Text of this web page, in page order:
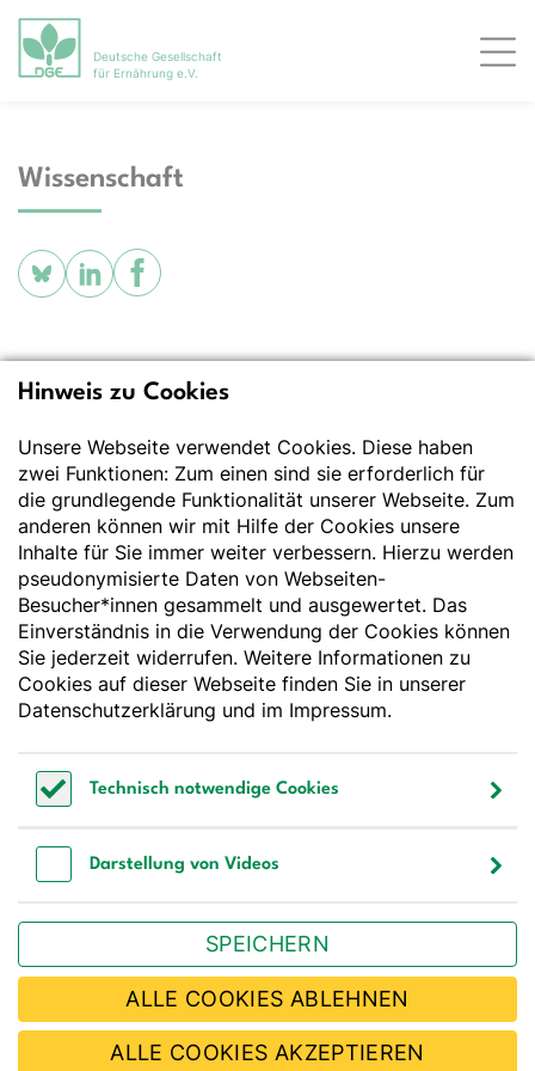
Deutsche Gesellschaft
für Ernährung e.V.
Wissenschaft
Der Wissenschaft verpflichtet - Ihre Partnerin für
Deutsche Gesellschaft für Ernährung e. V.
Godesberger Allee 136
53175 Bonn
Tel:+49 228 3776-600
Fax:+49 228 3776-800
E-Mail:webmaster@dge.de
[socialLinksTitle]
Bestellen Sie unseren Newsletter
JETZT ABONNIEREN
Hinweis zu Cookies
Unsere Webseite verwendet Cookies. Diese haben
zwei Funktionen: Zum einen sind sie erforderlich für
die grundlegende Funktionalität unserer Webseite. Zum
anderen können wir mit Hilfe der Cookies unsere
Inhalte für Sie immer weiter verbessern. Hierzu werden
pseudonymisierte Daten von Webseiten-
Besucher*innen gesammelt und ausgewertet. Das
Einverständnis in die Verwendung der Cookies können
Sie jederzeit widerrufen. Weitere Informationen zu
Cookies auf dieser Webseite finden Sie in unserer
Datenschutzerklärung und im Impressum.
Technisch notwendige Cookies
Darstellung von Videos
SPEICHERN
ALLE COOKIES ABLEHNEN
ALLE COOKIES AKZEPTIEREN